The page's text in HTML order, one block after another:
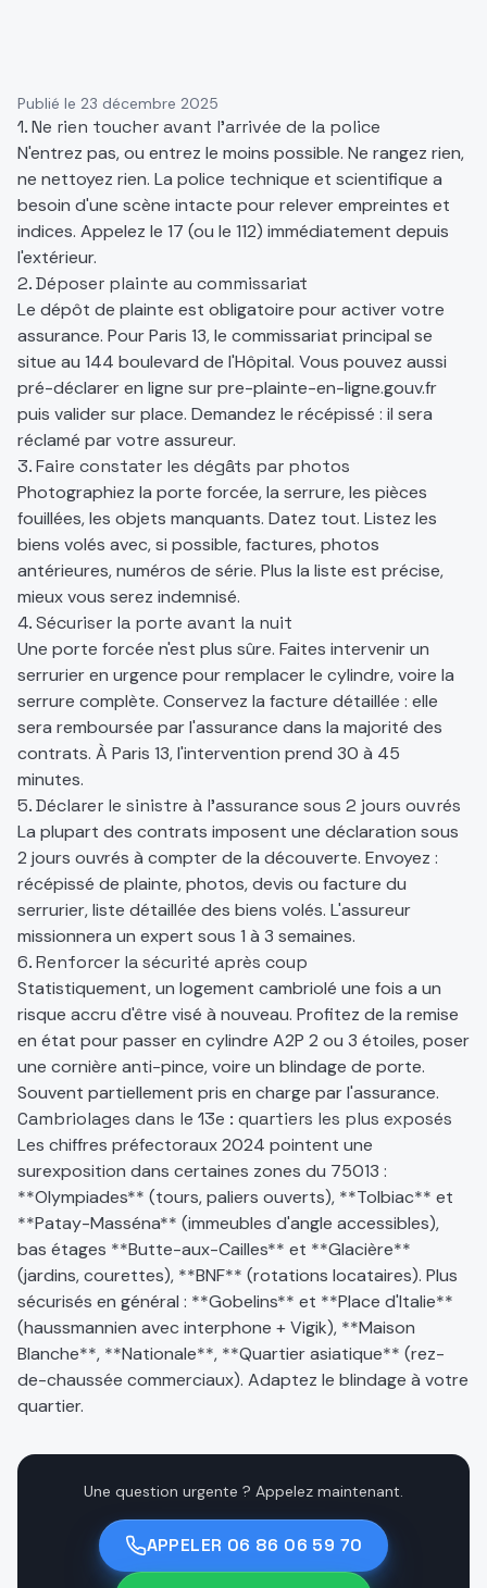
Publié le 23 décembre 2025
1. Ne rien toucher avant l'arrivée de la police
N'entrez pas, ou entrez le moins possible. Ne rangez rien,
ne nettoyez rien. La police technique et scientifique a
besoin d'une scène intacte pour relever empreintes et
indices. Appelez le 17 (ou le 112) immédiatement depuis
l'extérieur.
2. Déposer plainte au commissariat
Le dépôt de plainte est obligatoire pour activer votre
assurance. Pour Paris 13, le commissariat principal se
situe au 144 boulevard de l'Hôpital. Vous pouvez aussi
pré-déclarer en ligne sur pre-plainte-en-ligne.gouv.fr
puis valider sur place. Demandez le récépissé : il sera
réclamé par votre assureur.
3. Faire constater les dégâts par photos
Photographiez la porte forcée, la serrure, les pièces
fouillées, les objets manquants. Datez tout. Listez les
biens volés avec, si possible, factures, photos
antérieures, numéros de série. Plus la liste est précise,
mieux vous serez indemnisé.
4. Sécuriser la porte avant la nuit
Une porte forcée n'est plus sûre. Faites intervenir un
serrurier en urgence pour remplacer le cylindre, voire la
serrure complète. Conservez la facture détaillée : elle
sera remboursée par l'assurance dans la majorité des
contrats. À Paris 13, l'intervention prend 30 à 45
minutes.
5. Déclarer le sinistre à l'assurance sous 2 jours ouvrés
La plupart des contrats imposent une déclaration sous
2 jours ouvrés à compter de la découverte. Envoyez :
récépissé de plainte, photos, devis ou facture du
serrurier, liste détaillée des biens volés. L'assureur
missionnera un expert sous 1 à 3 semaines.
6. Renforcer la sécurité après coup
Statistiquement, un logement cambriolé une fois a un
risque accru d'être visé à nouveau. Profitez de la remise
en état pour passer en cylindre A2P 2 ou 3 étoiles, poser
une cornière anti-pince, voire un blindage de porte.
Souvent partiellement pris en charge par l'assurance.
Cambriolages dans le 13e : quartiers les plus exposés
Les chiffres préfectoraux 2024 pointent une
surexposition dans certaines zones du 75013 :
**Olympiades** (tours, paliers ouverts), **Tolbiac** et
**Patay-Masséna** (immeubles d'angle accessibles),
bas étages **Butte-aux-Cailles** et **Glacière**
(jardins, courettes), **BNF** (rotations locataires). Plus
sécurisés en général : **Gobelins** et **Place d'Italie**
(haussmannien avec interphone + Vigik), **Maison
Blanche**, **Nationale**, **Quartier asiatique** (rez-
de-chaussée commerciaux). Adaptez le blindage à votre
quartier.
Une question urgente ? Appelez maintenant.
APPELER 06 86 06 59 70